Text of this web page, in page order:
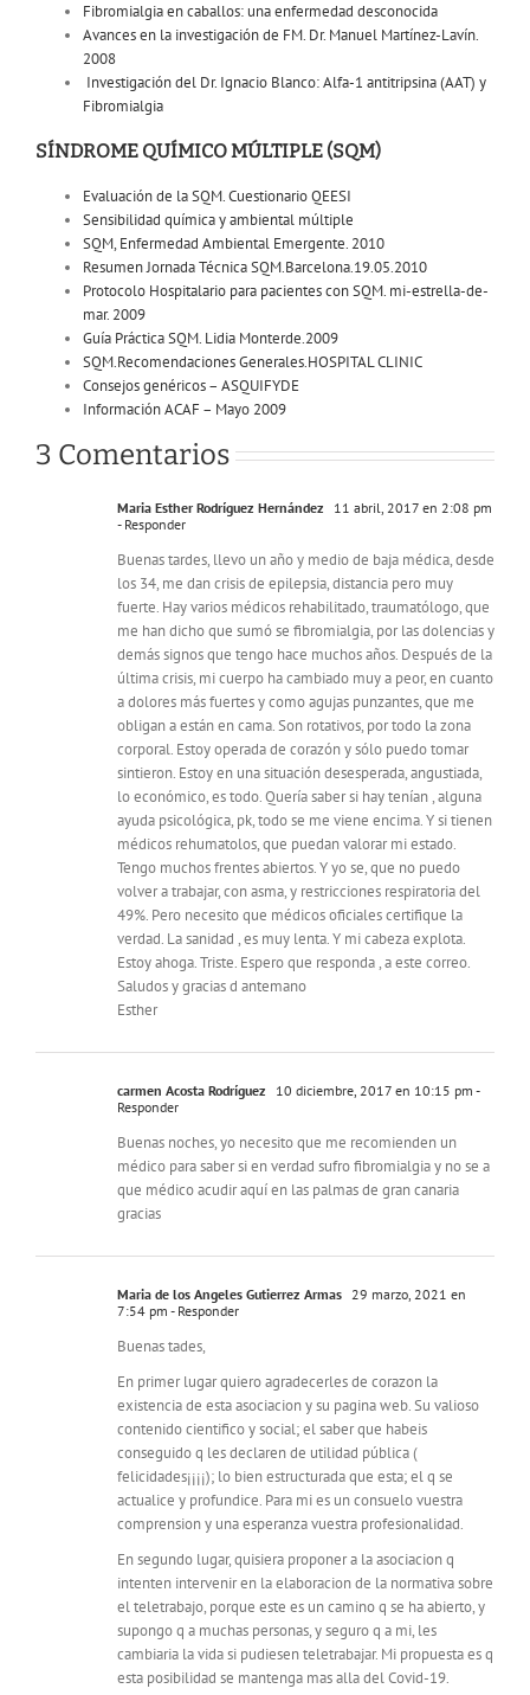
Fibromialgia en caballos: una enfermedad desconocida
Avances en la investigación de FM. Dr. Manuel Martínez-Lavín.
2008
Investigación del Dr. Ignacio Blanco: Alfa-1 antitripsina (AAT) y
Fibromialgia
SÍNDROME QUÍMICO MÚLTIPLE (SQM)
Evaluación de la SQM. Cuestionario QEESI
Sensibilidad química y ambiental múltiple
SQM, Enfermedad Ambiental Emergente. 2010
Resumen Jornada Técnica SQM.Barcelona.19.05.2010
Protocolo Hospitalario para pacientes con SQM. mi-estrella-de-
mar. 2009
Guía Práctica SQM. Lidia Monterde.2009
SQM.Recomendaciones Generales.HOSPITAL CLINIC
Consejos genéricos – ASQUIFYDE
Información ACAF – Mayo 2009
3 Comentarios
Maria Esther Rodríguez Hernández
11 abril, 2017 en 2:08 pm
- Responder
Buenas tardes, llevo un año y medio de baja médica, desde
los 34, me dan crisis de epilepsia, distancia pero muy
fuerte. Hay varios médicos rehabilitado, traumatólogo, que
me han dicho que sumó se fibromialgia, por las dolencias y
demás signos que tengo hace muchos años. Después de la
última crisis, mi cuerpo ha cambiado muy a peor, en cuanto
a dolores más fuertes y como agujas punzantes, que me
obligan a están en cama. Son rotativos, por todo la zona
corporal. Estoy operada de corazón y sólo puedo tomar
sintieron. Estoy en una situación desesperada, angustiada,
lo económico, es todo. Quería saber si hay tenían , alguna
ayuda psicológica, pk, todo se me viene encima. Y si tienen
médicos rehumatolos, que puedan valorar mi estado.
Tengo muchos frentes abiertos. Y yo se, que no puedo
volver a trabajar, con asma, y restricciones respiratoria del
49%. Pero necesito que médicos oficiales certifique la
verdad. La sanidad , es muy lenta. Y mi cabeza explota.
Estoy ahoga. Triste. Espero que responda , a este correo.
Saludos y gracias d antemano
Esther
carmen Acosta Rodríguez 10 diciembre, 2017 en 10:15 pm -
Responder
Buenas noches, yo necesito que me recomienden un
médico para saber si en verdad sufro fibromialgia y no se a
que médico acudir aquí en las palmas de gran canaria
gracias
Maria de los Angeles Gutierrez Armas 29 marzo, 2021 en
7:54 pm - Responder
Buenas tades,
En primer lugar quiero agradecerles de corazon la
existencia de esta asociacion y su pagina web. Su valioso
contenido cientifico y social; el saber que habeis
conseguido q les declaren de utilidad pública (
felicidades¡¡¡¡); lo bien estructurada que esta; el q se
actualice y profundice. Para mi es un consuelo vuestra
comprension y una esperanza vuestra profesionalidad.
En segundo lugar, quisiera proponer a la asociacion q
intenten intervenir en la elaboracion de la normativa sobre
el teletrabajo, porque este es un camino q se ha abierto, y
supongo q a muchas personas, y seguro q a mi, les
cambiaria la vida si pudiesen teletrabajar. Mi propuesta es q
esta posibilidad se mantenga mas alla del Covid-19.